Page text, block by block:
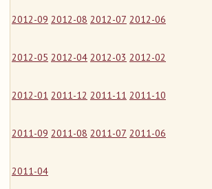
2012-09 2012-08 2012-07 2012-06
2012-05 2012-04 2012-03 2012-02
2012-01 2011-12 2011-11 2011-10
2011-09 2011-08 2011-07 2011-06
2011-04